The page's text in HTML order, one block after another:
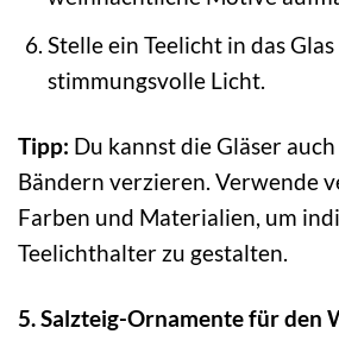
Stelle ein Teelicht in das
stimmungsvolle Licht.
Tipp: Du kannst die Gläser
Bändern verzieren. Verwende
Farben und Materialien, um
Teelichthalter zu gestalten.
5. Salzteig-Ornamente für den